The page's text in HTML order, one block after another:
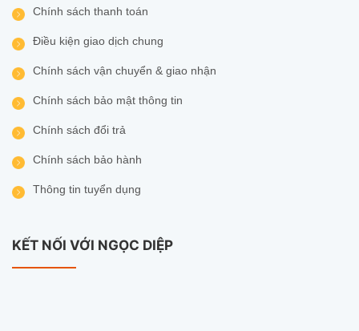
Chính sách thanh toán
Điều kiện giao dịch chung
Chính sách vận chuyển & giao nhận
Chính sách bảo mật thông tin
Chính sách đổi trả
Chính sách bảo hành
Thông tin tuyển dụng
KẾT NỐI VỚI NGỌC DIỆP